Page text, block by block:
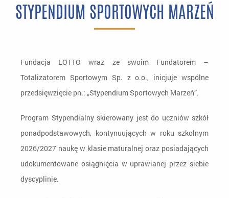
Edukacja
Stypendium Sportowych Marzeń
STYPENDIUM SPORTOWYCH MARZEŃ
Fundacja LOTTO wraz ze swoim Fundatorem –
Totalizatorem Sportowym Sp. z o.o., inicjuje wspólne
przedsięwzięcie pn.: „Stypendium Sportowych Marzeń”.
Program Stypendialny skierowany jest do uczniów szkół
ponadpodstawowych, kontynuujących w roku szkolnym
2026/2027 naukę w klasie maturalnej oraz posiadających
udokumentowane osiągnięcia w uprawianej przez siebie
dyscyplinie.